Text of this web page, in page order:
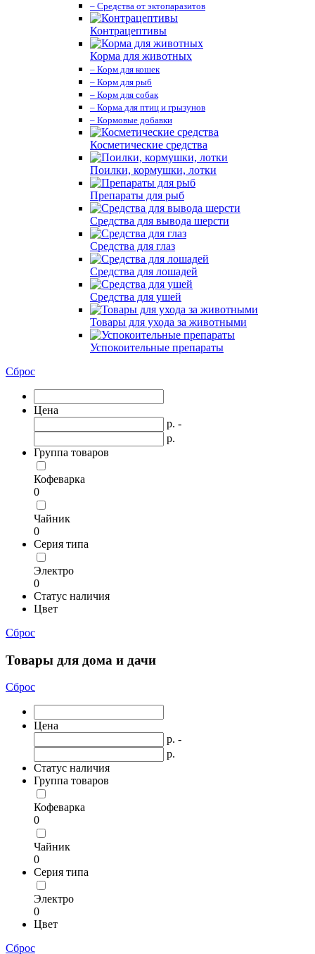
– Средства от эктопаразитов
Контрацептивы
Корма для животных
– Корм для кошек
– Корм для рыб
– Корм для собак
– Корма для птиц и грызунов
– Кормовые добавки
Косметические средства
Поилки, кормушки, лотки
Препараты для рыб
Средства для вывода шерсти
Средства для глаз
Средства для лошадей
Средства для ушей
Товары для ухода за животными
Успокоительные препараты
Сброс
Цена
р. -
р.
Группа товаров
Кофеварка
0
Чайник
0
Серия типа
Электро
0
Статус наличия
Цвет
Сброс
Товары для дома и дачи
Сброс
Цена
р. -
р.
Статус наличия
Группа товаров
Кофеварка
0
Чайник
0
Серия типа
Электро
0
Цвет
Сброс